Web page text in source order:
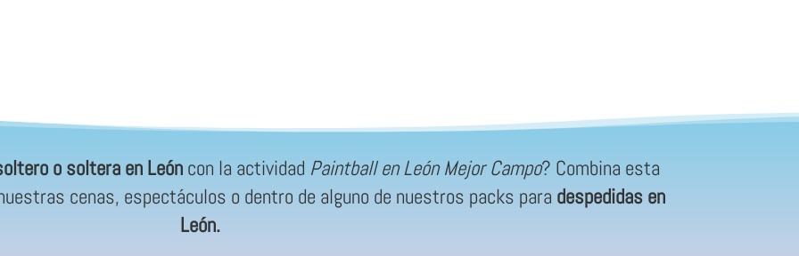
o soltera en Leóncon la actividad Paintball en León Mejor Campo? Combina esta
cenas, espectáculos o dentro de alguno de nuestros packs para despedidas en
León.